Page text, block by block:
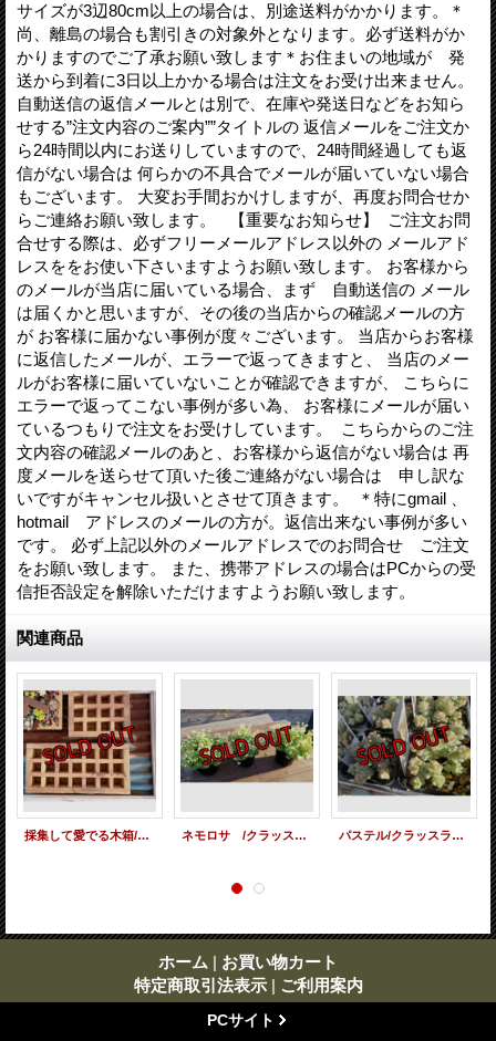
サイズが3辺80cm以上の場合は、別途送料がかかります。＊
尚、離島の場合も割引きの対象外となります。必ず送料がか
かりますのでご了承お願い致します＊お住まいの地域が 発
送から到着に3日以上かかる場合は注文をお受け出来ません。
自動送信の返信メールとは別で、在庫や発送日などをお知ら
せする”注文内容のご案内””タイトルの 返信メールをご注文か
ら24時間以内にお送りしていますので、24時間経過しても返
信がない場合は 何らかの不具合でメールが届いていない場合
もございます。 大変お手間おかけしますが、再度お問合せか
らご連絡お願い致します。 【重要なお知らせ】 ご注文お問
合せする際は、必ずフリーメールアドレス以外の メールアド
レスををお使い下さいますようお願い致します。 お客様から
のメールが当店に届いている場合、まず 自動送信の メール
は届くかと思いますが、その後の当店からの確認メールの方
が お客様に届かない事例が度々ございます。 当店からお客様
に返信したメールが、エラーで返ってきますと、 当店のメー
ルがお客様に届いていないことが確認できますが、 こちらに
エラーで返ってこない事例が多い為、 お客様にメールが届い
ているつもりで注文をお受けしています。 こちらからのご注
文内容の確認メールのあと、お客様から返信がない場合は 再
度メールを送らせて頂いた後ご連絡がない場合は 申し訳な
いですがキャンセル扱いとさせて頂きます。 ＊特にgmail 、
hotmail アドレスのメールの方が。返信出来ない事例が多い
です。 必ず上記以外のメールアドレスでのお問合せ ご注文
をお願い致します。 また、携帯アドレスの場合はPCからの受
信拒否設定を解除いただけますようお願い致します。
関連商品
採集して愛でる木箱/2.5ｃｍ角〜工場のおじいさんシリーズ ネモロサ /クラッスラ属（21-11） パステル/クラッスラ属（21-11）
ホーム | お買い物カート
特定商取引法表示 | ご利用案内
PCサイト